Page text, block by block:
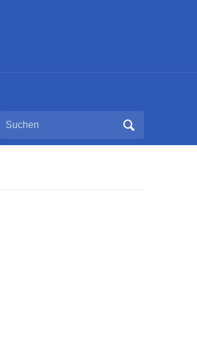
Search